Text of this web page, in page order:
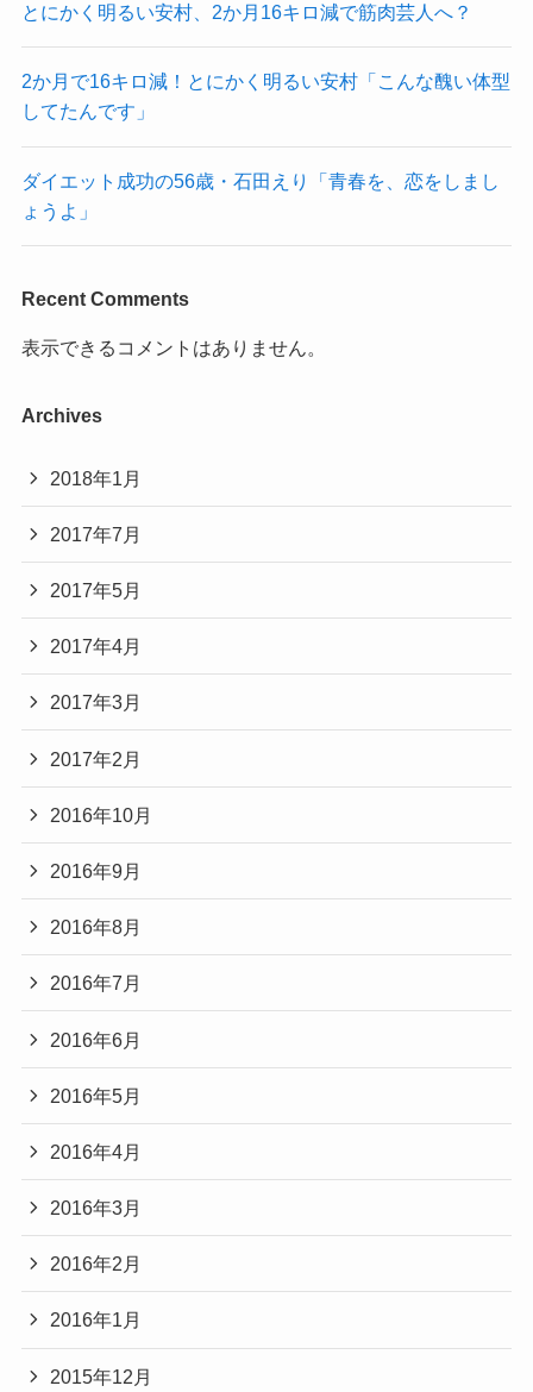
とにかく明るい安村、2か月16キロ減で筋肉芸人へ？
2か月で16キロ減！とにかく明るい安村「こんな醜い体型
してたんです」
ダイエット成功の56歳・石田えり「青春を、恋をしまし
ょうよ」
Recent Comments
表示できるコメントはありません。
Archives
2018年1月
2017年7月
2017年5月
2017年4月
2017年3月
2017年2月
2016年10月
2016年9月
2016年8月
2016年7月
2016年6月
2016年5月
2016年4月
2016年3月
2016年2月
2016年1月
2015年12月